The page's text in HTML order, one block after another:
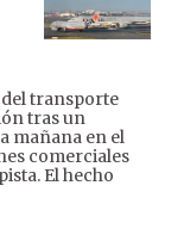
transporte
tras un
mañana en el
comerciales
El hecho